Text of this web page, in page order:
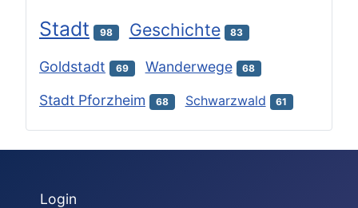
Stadt 98 Geschichte 83
Goldstadt 69 Wanderwege 68
Stadt Pforzheim 68 Schwarzwald 61
Login